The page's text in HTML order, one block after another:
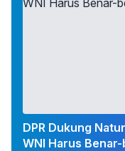
DPR Dukung
WNI Harus